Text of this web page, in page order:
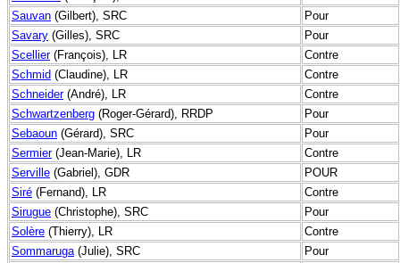
Sauvan (Gilbert), SRC
Pour
Savary (Gilles), SRC
Pour
Scellier(François), LR
Contre
Schmid (Claudine), LR
Contre
Schneider(André), LR
Contre
Schwartzenberg (Roger-Gérard), RRDP
Pour
Sebaoun (Gérard), SRC
Pour
Sermier(Jean-Marie), LR
Contre
Serville (Gabriel), GDR
POUR
Siré (Fernand), LR
Contre
Sirugue (Christophe), SRC
Pour
Solère (Thierry), LR
Contre
Sommaruga(Julie), SRC
Pour